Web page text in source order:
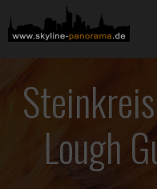
Inhalt
springen
SKYLINE-
Lough